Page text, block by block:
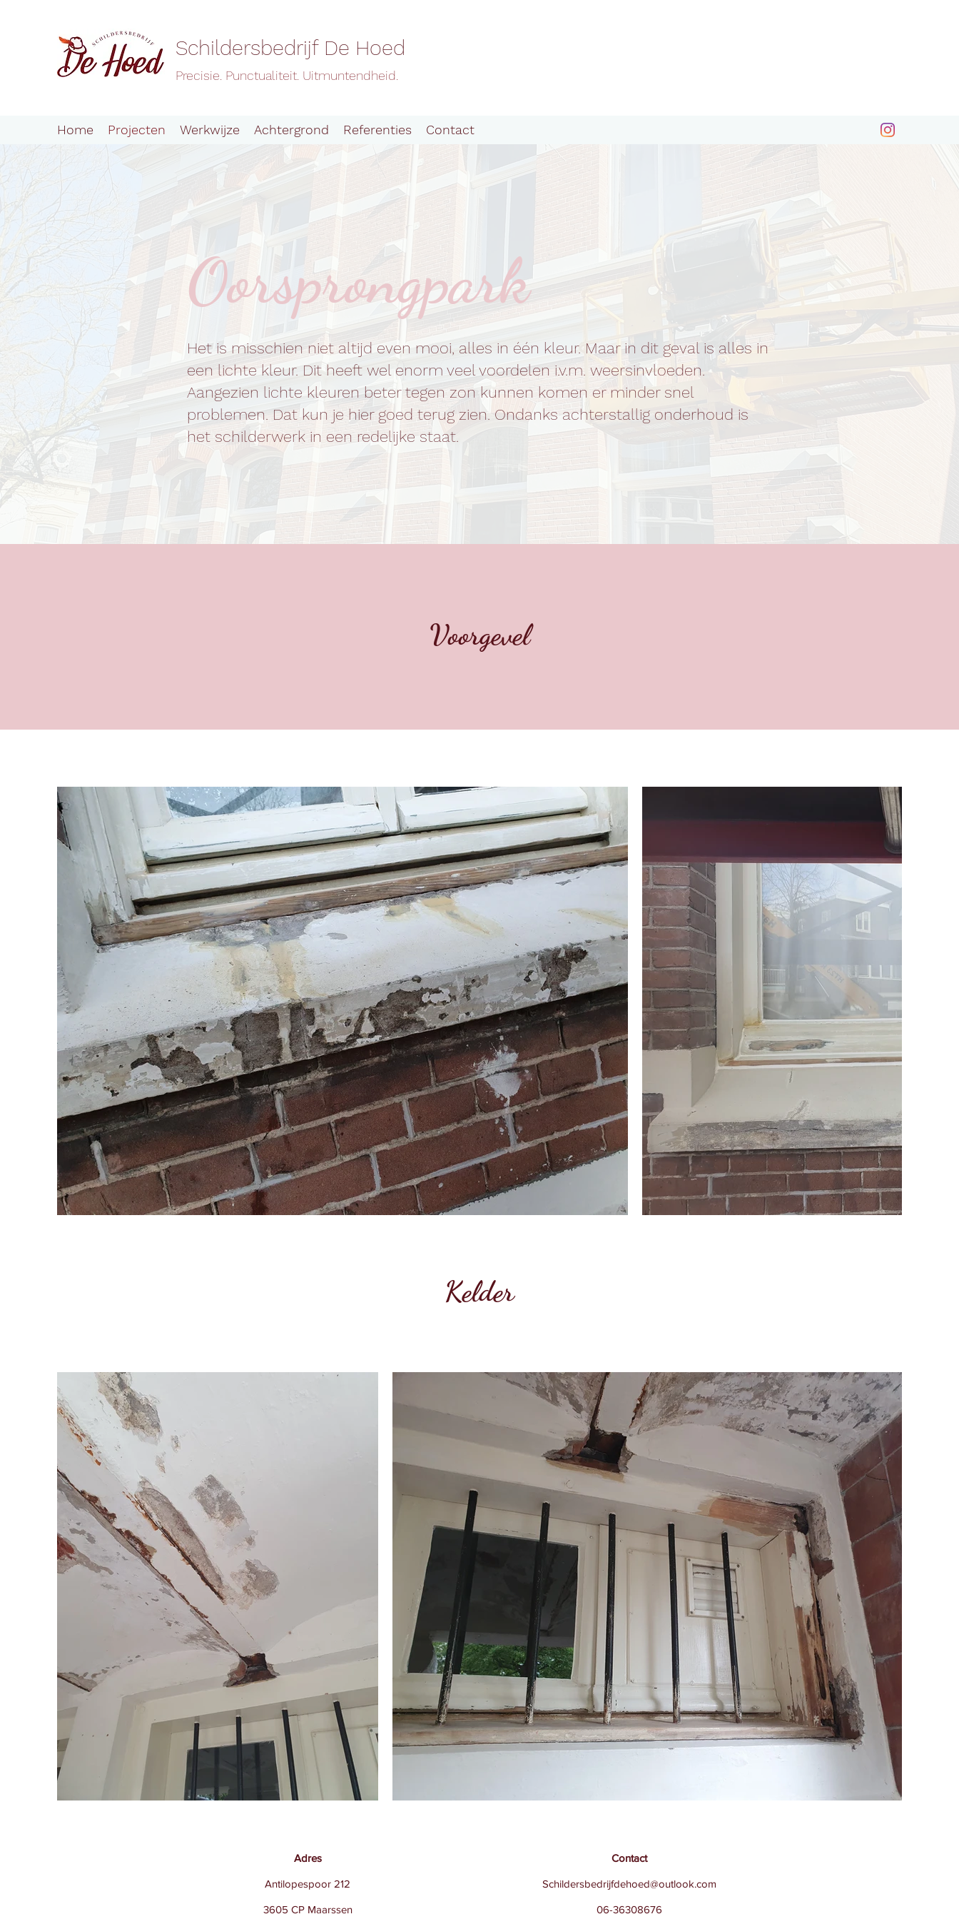
Schildersbedrijf De Hoed
Precisie. Punctualiteit. Uitmuntendheid.
Home Projecten Werkwijze Achtergrond Referenties Contact
Oorsprongpark
Het is misschien niet altijd even mooi, alles in één kleur. Maar in dit geval is alles in
een lichte kleur. Dit heeft wel enorm veel voordelen i.v.m. weersinvloeden.
Aangezien lichte kleuren beter tegen zon kunnen komen er minder snel
problemen. Dat kun je hier goed terug zien. Ondanks achterstallig onderhoud is
het schilderwerk in een redelijke staat.
Voorgevel
Kelder
Adres
Antilopespoor 212
3605 CP Maarssen
Contact
Schildersbedrijfdehoed@outlook.com
06-36308676